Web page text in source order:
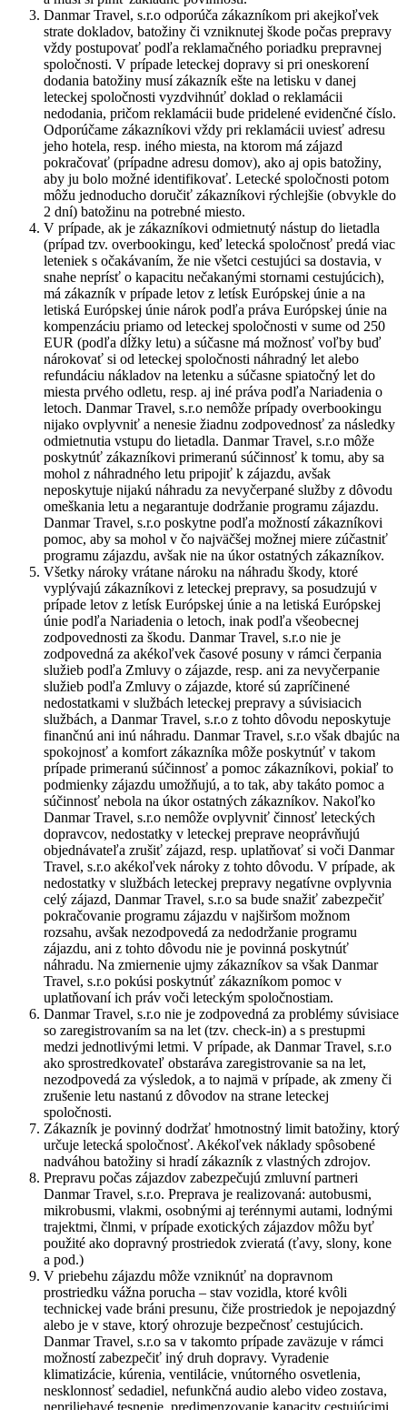
Danmar Travel, s.r.o odporúča zákazníkom pri akejkoľvek
strate dokladov, batožiny či vzniknutej škode počas prepravy
vždy postupovať podľa reklamačného poriadku prepravnej
spoločnosti. V prípade leteckej dopravy si pri oneskorení
dodania batožiny musí zákazník ešte na letisku v danej
leteckej spoločnosti vyzdvihnúť doklad o reklamácii
nedodania, pričom reklamácii bude pridelené evidenčné číslo.
Odporúčame zákazníkovi vždy pri reklamácii uviesť adresu
jeho hotela, resp. iného miesta, na ktorom má zájazd
pokračovať (prípadne adresu domov), ako aj opis batožiny,
aby ju bolo možné identifikovať. Letecké spoločnosti potom
môžu jednoducho doručiť zákazníkovi rýchlejšie (obvykle do
2 dní) batožinu na potrebné miesto.
V prípade, ak je zákazníkovi odmietnutý nástup do lietadla
(prípad tzv. overbookingu, keď letecká spoločnosť predá viac
leteniek s očakávaním, že nie všetci cestujúci sa dostavia, v
snahe neprísť o kapacitu nečakanými stornami cestujúcich),
má zákazník v prípade letov z letísk Európskej únie a na
letiská Európskej únie nárok podľa práva Európskej únie na
kompenzáciu priamo od leteckej spoločnosti v sume od 250
EUR (podľa dĺžky letu) a súčasne má možnosť voľby buď
nárokovať si od leteckej spoločnosti náhradný let alebo
refundáciu nákladov na letenku a súčasne spiatočný let do
miesta prvého odletu, resp. aj iné práva podľa Nariadenia o
letoch. Danmar Travel, s.r.o nemôže prípady overbookingu
nijako ovplyvniť a nenesie žiadnu zodpovednosť za následky
odmietnutia vstupu do lietadla. Danmar Travel, s.r.o môže
poskytnúť zákazníkovi primeranú súčinnosť k tomu, aby sa
mohol z náhradného letu pripojiť k zájazdu, avšak
neposkytuje nijakú náhradu za nevyčerpané služby z dôvodu
omeškania letu a negarantuje dodržanie programu zájazdu.
Danmar Travel, s.r.o poskytne podľa možností zákazníkovi
pomoc, aby sa mohol v čo najväčšej možnej miere zúčastniť
programu zájazdu, avšak nie na úkor ostatných zákazníkov.
Všetky nároky vrátane nároku na náhradu škody, ktoré
vyplývajú zákazníkovi z leteckej prepravy, sa posudzujú v
prípade letov z letísk Európskej únie a na letiská Európskej
únie podľa Nariadenia o letoch, inak podľa všeobecnej
zodpovednosti za škodu. Danmar Travel, s.r.o nie je
zodpovedná za akékoľvek časové posuny v rámci čerpania
služieb podľa Zmluvy o zájazde, resp. ani za nevyčerpanie
služieb podľa Zmluvy o zájazde, ktoré sú zapríčinené
nedostatkami v službách leteckej prepravy a súvisiacich
službách, a Danmar Travel, s.r.o z tohto dôvodu neposkytuje
finančnú ani inú náhradu. Danmar Travel, s.r.o však dbajúc na
spokojnosť a komfort zákazníka môže poskytnúť v takom
prípade primeranú súčinnosť a pomoc zákazníkovi, pokiaľ to
podmienky zájazdu umožňujú, a to tak, aby takáto pomoc a
súčinnosť nebola na úkor ostatných zákazníkov. Nakoľko
Danmar Travel, s.r.o nemôže ovplyvniť činnosť leteckých
dopravcov, nedostatky v leteckej preprave neoprávňujú
objednávateľa zrušiť zájazd, resp. uplatňovať si voči Danmar
Travel, s.r.o akékoľvek nároky z tohto dôvodu. V prípade, ak
nedostatky v službách leteckej prepravy negatívne ovplyvnia
celý zájazd, Danmar Travel, s.r.o sa bude snažiť zabezpečiť
pokračovanie programu zájazdu v najširšom možnom
rozsahu, avšak nezodpovedá za nedodržanie programu
zájazdu, ani z tohto dôvodu nie je povinná poskytnúť
náhradu. Na zmiernenie ujmy zákazníkov sa však Danmar
Travel, s.r.o pokúsi poskytnúť zákazníkom pomoc v
uplatňovaní ich práv voči leteckým spoločnostiam.
Danmar Travel, s.r.o nie je zodpovedná za problémy súvisiace
so zaregistrovaním sa na let (tzv. check-in) a s prestupmi
medzi jednotlivými letmi. V prípade, ak Danmar Travel, s.r.o
ako sprostredkovateľ obstaráva zaregistrovanie sa na let,
nezodpovedá za výsledok, a to najmä v prípade, ak zmeny či
zrušenie letu nastanú z dôvodov na strane leteckej
spoločnosti.
Zákazník je povinný dodržať hmotnostný limit batožiny, ktorý
určuje letecká spoločnosť. Akékoľvek náklady spôsobené
nadváhou batožiny si hradí zákazník z vlastných zdrojov.
Prepravu počas zájazdov zabezpečujú zmluvní partneri
Danmar Travel, s.r.o. Preprava je realizovaná: autobusmi,
mikrobusmi, vlakmi, osobnými aj terénnymi autami, lodnými
trajektmi, člnmi, v prípade exotických zájazdov môžu byť
použité ako dopravný prostriedok zvieratá (ťavy, slony, kone
a pod.)
V priebehu zájazdu môže vzniknúť na dopravnom
prostriedku vážna porucha – stav vozidla, ktoré kvôli
technickej vade bráni presunu, čiže prostriedok je nepojazdný
alebo je v stave, ktorý ohrozuje bezpečnosť cestujúcich.
Danmar Travel, s.r.o sa v takomto prípade zaväzuje v rámci
možností zabezpečiť iný druh dopravy. Vyradenie
klimatizácie, kúrenia, ventilácie, vnútorného osvetlenia,
nesklonnosť sedadiel, nefunkčná audio alebo video zostava,
nepriliehavé tesnenie, predimenzovanie kapacity cestujúcimi,